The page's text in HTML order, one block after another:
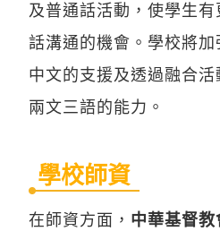
及普通話活動，使學生
話溝通的機會。學校將
中文的支援及透過融合
兩文三語的能力。
學校師資
在師資方面， 中華基督